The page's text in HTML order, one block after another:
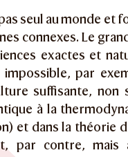
seul au monde et
connexes. Le
exactes et
par
suffisante, non
à la
et dans la théorie
par contre,